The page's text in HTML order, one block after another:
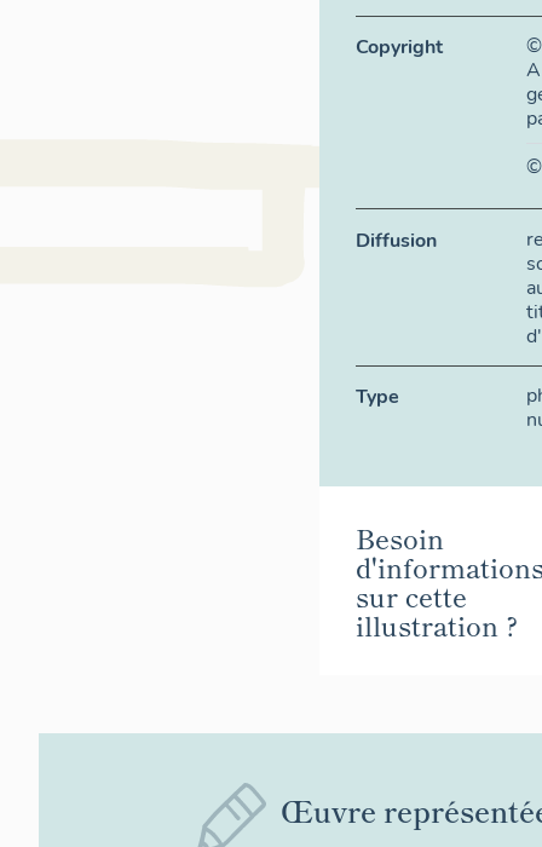
Copyright
©
Diffusion
Type
Besoin
sur cette
illustration ?
Œuvre